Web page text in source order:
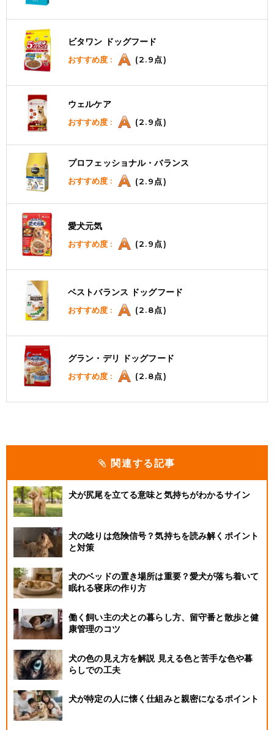
ビタワン ドッグフード
おすすめ度 : (2.9点)
ウェルケア
おすすめ度 : (2.9点)
プロフェッショナル・バランス
おすすめ度 : (2.9点)
愛犬元気
おすすめ度 : (2.9点)
ベストバランス ドッグフード
おすすめ度 : (2.8点)
グラン・デリ ドッグフード
おすすめ度 : (2.8点)
関連する記事
犬が尻尾を立てる意味と気持ちがわかるサイン
犬の唸りは危険信号？気持ちを読み解くポイント
と対策
犬のベッドの置き場所は重要？愛犬が落ち着いて
眠れる寝床の作り方
働く飼い主の犬との暮らし方、留守番と散歩と健
康管理のコツ
犬の色の見え方を解説 見える色と苦手な色や暮
らしでの工夫
犬が特定の人に懐く仕組みと親密になるポイント